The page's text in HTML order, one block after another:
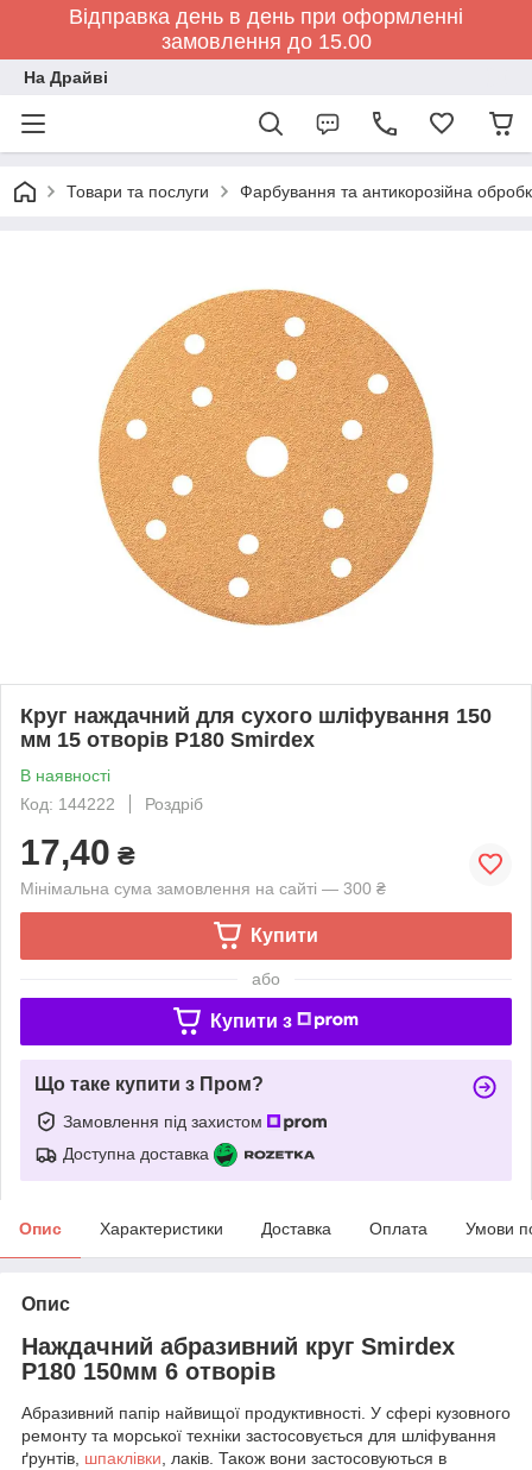
Відправка день в день при оформленні
замовлення до 15.00
На Драйві
Товари та послуги Фарбування та антикорозійна
Круг наждачний для сухого шліфування 150
мм 15 отворів P180 Smirdex
В наявності
Код: 144222
Роздріб
17,40 ₴
Мінімальна сума замовлення на сайті — 300 ₴
Купити
або
Купити з
Що таке купити з Пром?
Замовлення під захистом
Доступна доставка
Опис Характеристики Доставка Оплата Умови
Опис
Наждачний абразивний круг Smirdex
P180 150мм 6 отворів
Абразивний папір найвищої продуктивності. У сфері кузовного
ремонту та морської техніки застосовується для шліфування
ґрунтів, шпаклівки, лаків. Також вони застосовуються в